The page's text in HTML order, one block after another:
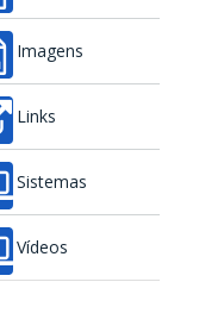
Imagens
Links
Sistemas
Vídeos